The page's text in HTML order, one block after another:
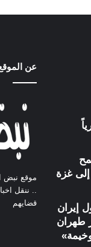
غزة
إيران
طهران
عن
موقع نبض
.. ننقل
قضايهم